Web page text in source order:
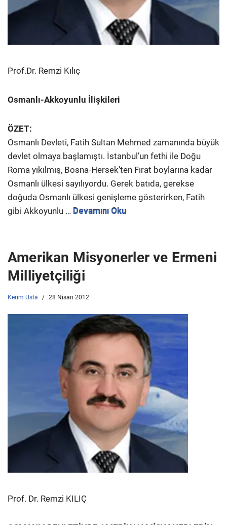
Prof.Dr. Remzi Kılıç
Osmanlı-Akkoyunlu İlişkileri
ÖZET:
Osmanlı Devleti, Fatih Sultan Mehmed zamanında büyük
devlet olmaya başlamıştı. İstanbul’un fethi ile Doğu
Roma yıkılmış, Bosna-Hersek’ten Fırat boylarına kadar
Osmanlı ülkesi sayılıyordu. Gerek batıda, gerekse
doğuda Osmanlı ülkesi genişleme gösterirken, Fatih
gibi Akkoyunlu … Devamını Oku
Amerikan Misyonerler ve Ermeni
Milliyetçiliği
Kerim Usta 28 Nisan 2012
Prof. Dr. Remzi KILIÇ